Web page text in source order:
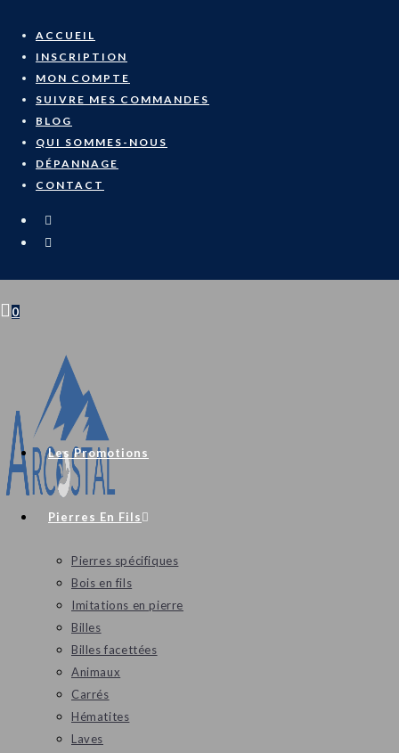
content
ACCUEIL
INSCRIPTION
MON COMPTE
SUIVRE MES COMMANDES
BLOG
QUI SOMMES-NOUS
DÉPANNAGE
CONTACT
0
Les Promotions
Pierres En Fils
Pierres spécifiques
Bois en fils
Imitations en pierre
Billes
Billes facettées
Animaux
Carrés
Hématites
Laves